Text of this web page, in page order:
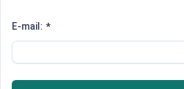
Neuer Boss ab Juli
Chefwechsel bei
Der Boeing-Manager Dennis
neuer Chef bei
E-mail: *